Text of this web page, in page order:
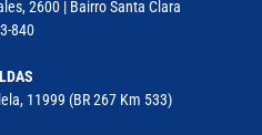
2600 | Bairro Santa Clara
840
11999 (BR 267 Km 533)